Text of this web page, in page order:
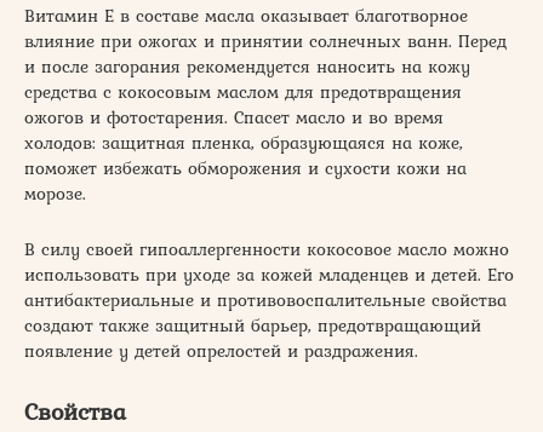
Витамин Е в составе масла оказывает благотворное
влияние при ожогах и принятии солнечных ванн. Перед
и после загорания рекомендуется наносить на кожу
средства с кокосовым маслом для предотвращения
ожогов и фотостарения. Спасет масло и во время
холодов: защитная пленка, образующаяся на коже,
поможет избежать обморожения и сухости кожи на
морозе.
В силу своей гипоаллергенности кокосовое масло можно
использовать при уходе за кожей младенцев и детей. Его
антибактериальные и противовоспалительные свойства
создают также защитный барьер, предотвращающий
появление у детей опрелостей и раздражения.
Свойства